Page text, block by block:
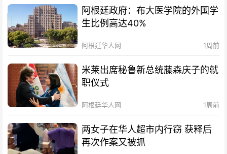
阿根廷政府：布大医学院的外国学
生比例高达40%
阿根廷华人网 1周前
米莱出席秘鲁新总统藤森庆子的就
职仪式
阿根廷华人网 1周前
两女子在华人超市内行窃 获释后
再次作案又被抓